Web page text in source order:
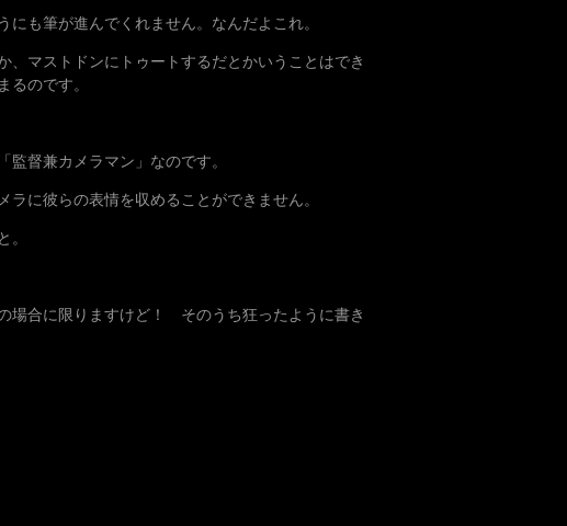
も筆が進んでくれません。なんだよこれ。
、マストドンにトゥートするだとかいうことはでき
るのです。
督兼カメラマン」なのです。
に彼らの表情を収めることができません。
。
場合に限りますけど！ そのうち狂ったように書き